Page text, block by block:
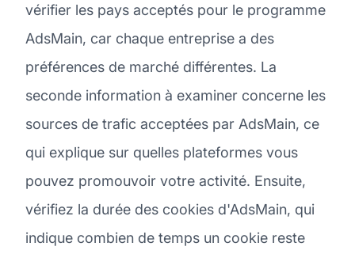
vérifier les pays acceptés pour le programme
AdsMain, car chaque entreprise a des
préférences de marché différentes. La
seconde information à examiner concerne les
sources de trafic acceptées par AdsMain, ce
qui explique sur quelles plateformes vous
pouvez promouvoir votre activité. Ensuite,
vérifiez la durée des cookies d'AdsMain, qui
indique combien de temps un cookie reste